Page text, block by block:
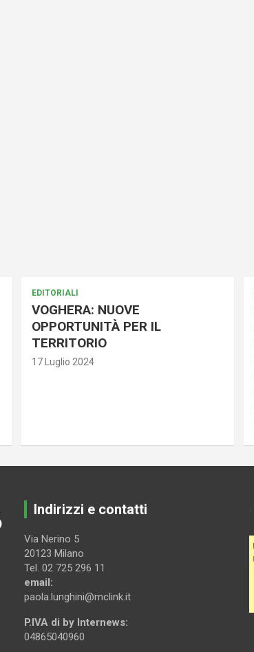
EDITORIALI
VOGHERA: NUOVE
OPPORTUNITÀ PER IL
TERRITORIO
17 Luglio 2024
Indirizzi e contatti
Via Nerino 5
20123 Milano
Tel. 02 725 296 11
email:
paola.lunghini@mclink.it
P.IVA di by Internews:
04865040960
.